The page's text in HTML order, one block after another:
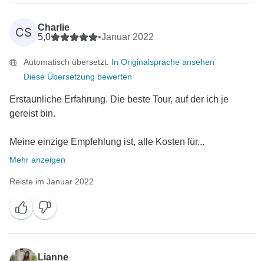
CS
Charlie
5,0
•Januar 2022
Automatisch übersetzt. In Originalsprache ansehen
Diese Übersetzung bewerten
Erstaunliche Erfahrung. Die beste Tour, auf der ich je
gereist bin.
Meine einzige Empfehlung ist, alle Kosten für...
Mehr anzeigen
Reiste im Januar 2022
Lianne